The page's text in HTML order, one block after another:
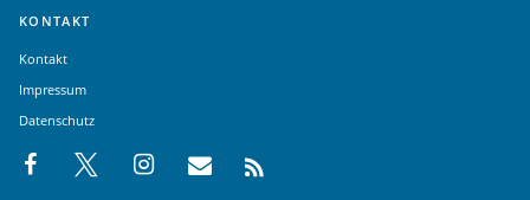
KONTAKT
Kontakt
Impressum
Datenschutz